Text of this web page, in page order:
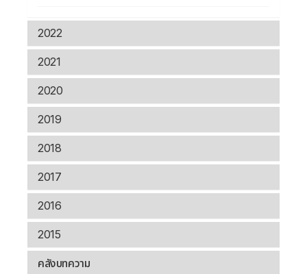
2022
2021
2020
2019
2018
2017
2016
2015
คลังบทความ